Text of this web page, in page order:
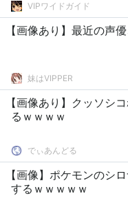
VIPワイドガイド
【画像あり】最近の声
妹はVIPPER
【画像あり】クッソシ
るｗｗｗｗ
でぃあんどる
【画像】ポケモンのシ
するｗｗｗｗｗ